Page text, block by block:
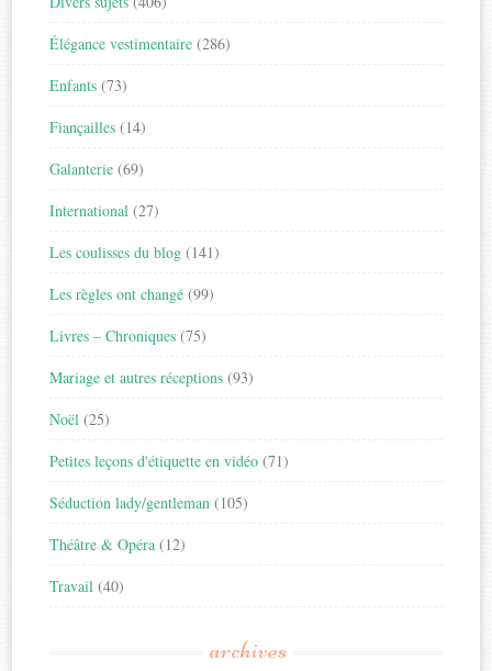
Élégance vestimentaire (286)
Enfants (73)
Fiançailles (14)
Galanterie (69)
International (27)
Les coulisses du blog (141)
Les règles ont changé (99)
Livres – Chroniques (75)
Mariage et autres réceptions (93)
Noël (25)
Petites leçons d'étiquette en vidéo (71)
Séduction lady/gentleman (105)
Théâtre & Opéra (12)
Travail (40)
archives